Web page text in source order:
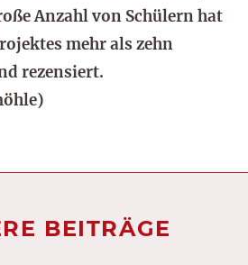
Anzahl von Schülern hat
mehr als zehn
rezensiert.
BEITRÄGE